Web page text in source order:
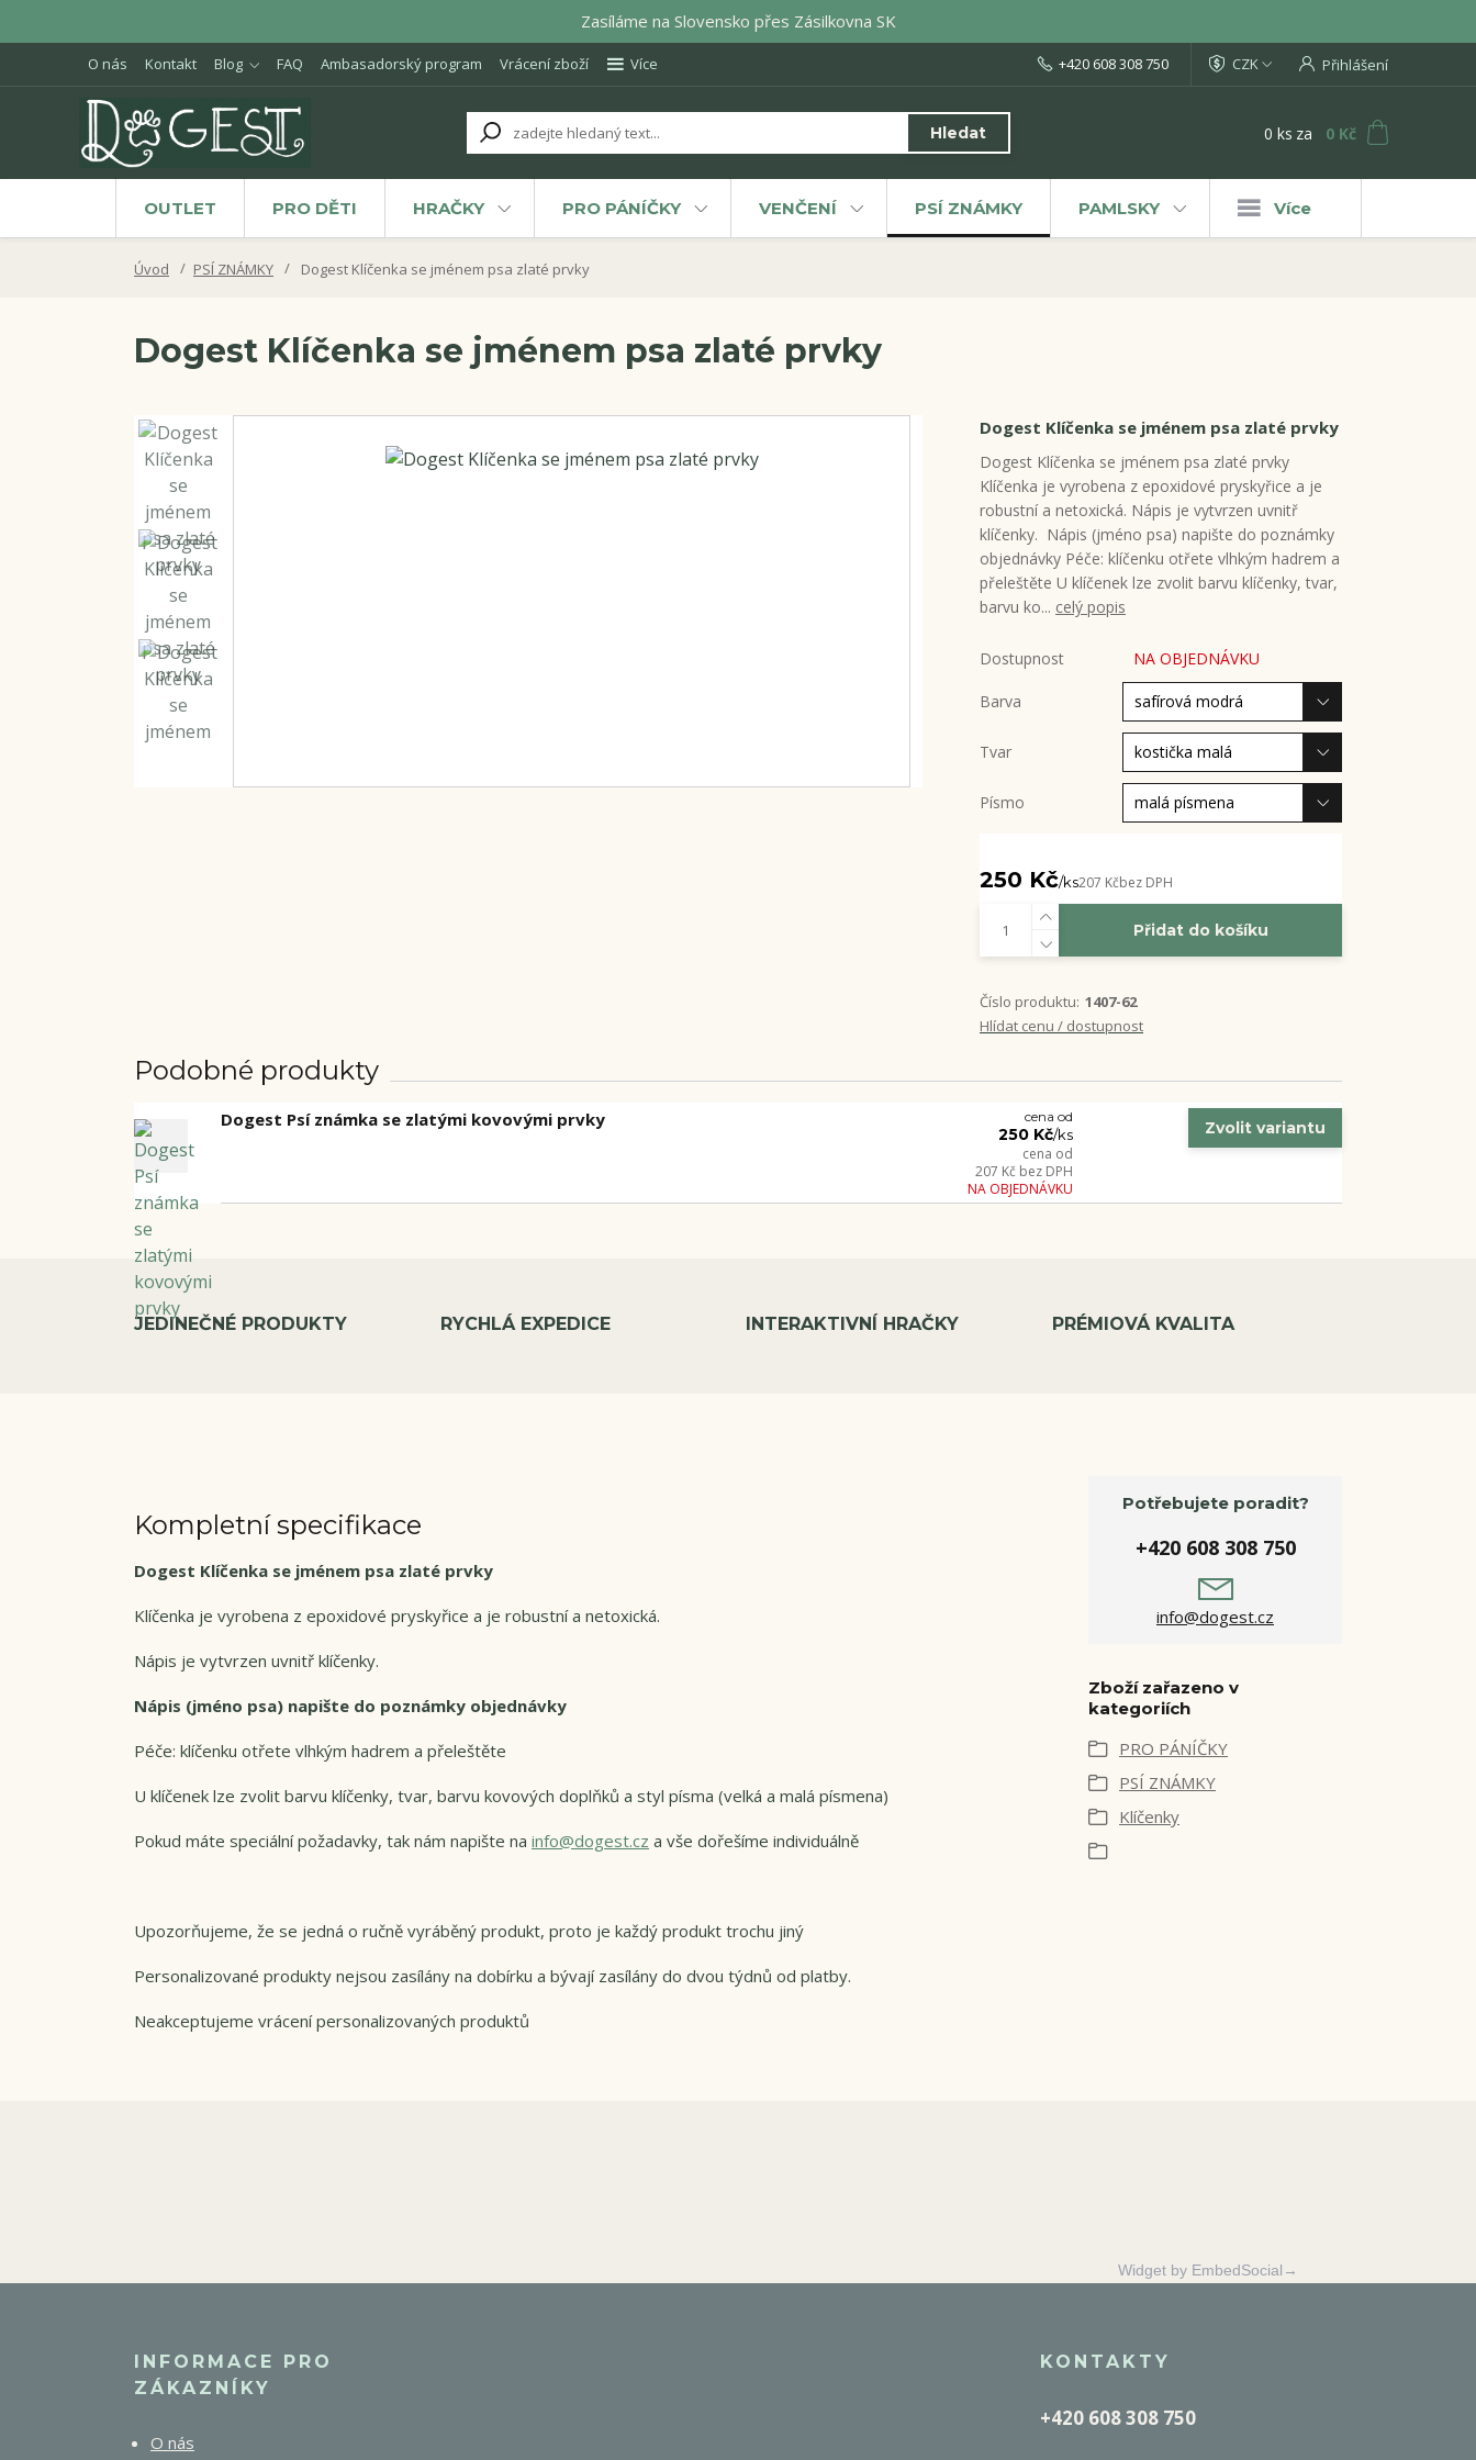
Zasíláme na Slovensko přes Zásilkovna SK
O nás Kontakt Blog FAQ Ambasadorský program Vrácení zboží Více CZK Přihlášení
Hledat
+420 608 308 750
0 ks za 0 Kč
OUTLET PRO DĚTI HRAČKY PRO PÁNÍČKY VENČENÍ PSÍ ZNÁMKY PAMLSKY Více
Úvod PSÍ ZNÁMKY Dogest Klíčenka se jménem psa zlaté prvky
Dogest Klíčenka se jménem psa zlaté prvky
Dogest Klíčenka se jménem psa zlaté prvky
Dogest Klíčenka se jménem psa zlaté prvky
Klíčenka je vyrobena z epoxidové pryskyřice a je
robustní a netoxická. Nápis je vytvrzen uvnitř
klíčenky. Nápis (jméno psa) napište do poznámky
objednávky Péče: klíčenku otřete vlhkým hadrem a
přeleštěte U klíčenek lze zvolit barvu klíčenky, tvar,
barvu ko... celý popis
Dostupnost NA OBJEDNÁVKU
Barva
Tvar
Písmo
250 Kč/ks207 Kčbez DPH
Přidat do košíku
Číslo produktu: 1407-62
Hlídat cenu / dostupnost
Podobné produkty
Dogest Psí známka se zlatými kovovými prvky cena od
250 Kč/ks
cena od
207 Kč bez DPH
NA OBJEDNÁVKU
Zvolit variantu
JEDINEČNÉ PRODUKTY RYCHLÁ EXPEDICE INTERAKTIVNÍ HRAČKY PRÉMIOVÁ KVALITA
Kompletní specifikace
Dogest Klíčenka se jménem psa zlaté prvky
Klíčenka je vyrobena z epoxidové pryskyřice a je robustní a netoxická.
Nápis je vytvrzen uvnitř klíčenky.
Nápis (jméno psa) napište do poznámky objednávky
Péče: klíčenku otřete vlhkým hadrem a přeleštěte
U klíčenek lze zvolit barvu klíčenky, tvar, barvu kovových doplňků a styl písma (velká a malá písmena)
Pokud máte speciální požadavky, tak nám napište na info@dogest.cz a vše dořešíme individuálně
Upozorňujeme, že se jedná o ručně vyráběný produkt, proto je každý produkt trochu jiný
Personalizované produkty nejsou zasílány na dobírku a bývají zasílány do dvou týdnů od platby.
Neakceptujeme vrácení personalizovaných produktů
Potřebujete poradit?
+420 608 308 750
info@dogest.cz
Zboží zařazeno v
kategoriích
PRO PÁNÍČKY
PSÍ ZNÁMKY
Klíčenky
Widget by EmbedSocial→
INFORMACE PRO
ZÁKAZNÍKY
O nás
KONTAKTY
+420 608 308 750